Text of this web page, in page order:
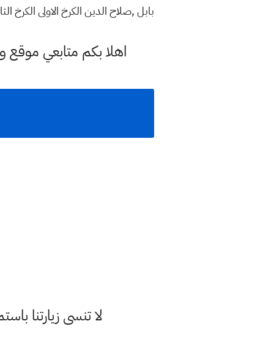
بابل ,صلاح الدين الكرخ الاولى الكرخ
اهلا بكم متابعي موقع
لا تنسى زيارتنا